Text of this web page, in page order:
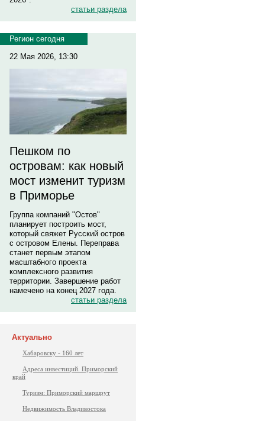
статьи раздела
Регион сегодня
22 Мая 2026, 13:30
Пешком по
островам: как новый
мост изменит туризм
в Приморье
Группа компаний "Остов"
планирует построить мост,
который свяжет Русский остров
с островом Елены. Переправа
станет первым этапом
масштабного проекта
комплексного развития
территории. Завершение работ
намечено на конец 2027 года.
статьи раздела
Актуально
Хабаровску - 160 лет
Адреса инвестиций. Приморский
край
Туризм: Приморский маршрут
Недвижимость Владивостока